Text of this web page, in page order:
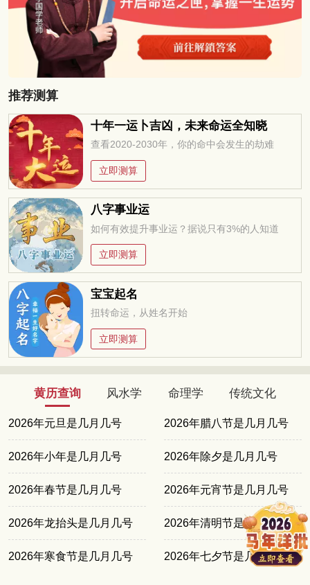
推荐测算
十年一运卜吉凶，未来命运全知晓
查看2020-2030年，你的命中会发生的劫难
立即测算
八字事业运
如何有效提升事业运？据说只有3%的人知道
立即测算
宝宝起名
扭转命运，从姓名开始
立即测算
黄历查询 风水学 命理学 传统文化
2026年元旦是几月几号 2026年腊八节是几月几号
2026年小年是几月几号 2026年除夕是几月几号
2026年春节是几月几号 2026年元宵节是几月几号
2026年龙抬头是几月几号 2026年清明节是几月几号
2026年寒食节是几月几号 2026年七夕节是几月几号